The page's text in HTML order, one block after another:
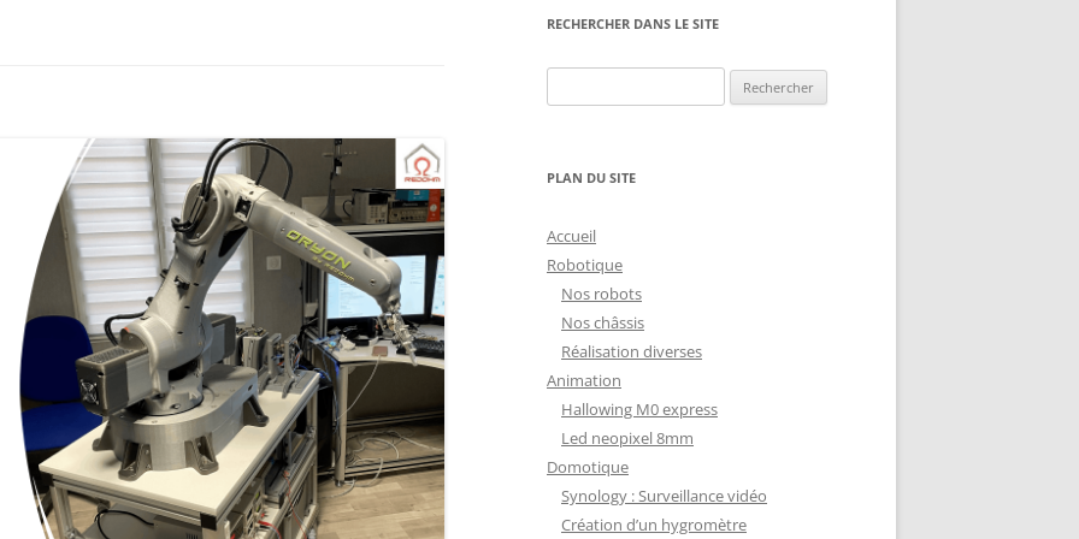
MATÉRIEL POLOLU
RECONNAISSANCE VOCALE
ROGUE ROBOTICS LECTURE MP3
CARTE SON
ECRAN ( 4DSYSTEMS / NEXTION ) ECRAN 4DSYSTEMS
ECRAN NEXTION
FONCTIONNEMENT D’UN BOUTON
POUSSOIR
DRIVER MOTEUR PAS À PAS
SERVOMOTEUR DYNAMIXEL SERVO XM430-W350
CARTE DIMENSION ENGINEERING
LE LANGAGE POUR PROCESSING
ARDUINO : PROGRAMMER AVEC
NOS RÉALISATIONS EN 3D
IMPRESSION 3D DU NET
L’HABITAT
RECHERCHER DANS LE SITE
PLAN DU SITE
Accueil
Robotique
Nos robots
Nos châssis
Réalisation diverses
Animation
Hallowing M0 express
Led neopixel 8mm
Domotique
Synology : Surveillance vidéo
Création d’un hygromètre